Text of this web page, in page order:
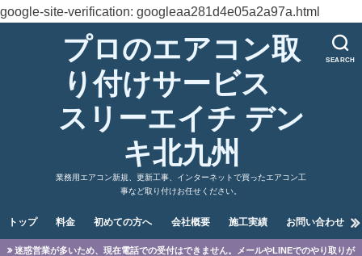
google-site-verification: googleaa281d4e05a2a97a.html
SEARCH
プロのエアコン取
り付けサービス
スリーエイチ デン
キ北九州
業務用エアコン新規、更新工事、インターネットで買ったエアコン工
事など取り付けお任せください。
トップ 料金 初めての方へ 会社概要 施工実績 お問い合わせ
迷惑営業が多いため、現在電話での受付はできません。メールやLINEでのやり取りが